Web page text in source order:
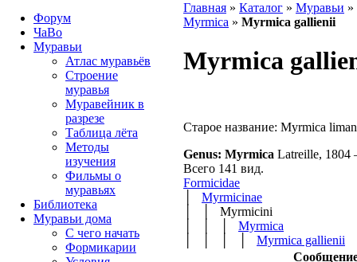
Главная » Каталог » Муравьи »
Myrmica » Myrmica gallienii
Myrmica
Старое название: Myrmica
Genus: Myrmica Latreille, 1804
Всего 141 вид.
Formicidae
Myrmicinae
│ │ Myrmicini
Myrmica
Myrmica gallienii
Форум
ЧаВо
Муравьи
Атлас муравьёв
Строение
муравья
Муравейник в
разрезе
Таблица лёта
Методы
изучения
Фильмы о
муравьях
Библиотека
Муравьи дома
С чего начать
Формикарии